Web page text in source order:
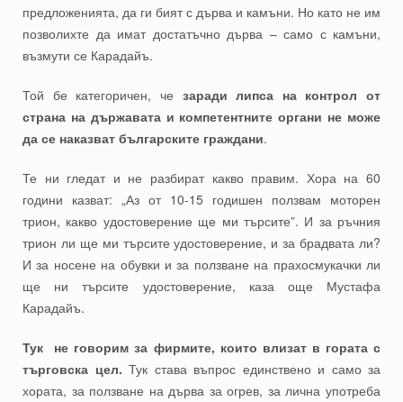
предложенията, да ги бият с дърва и камъни. Но като не им
позволихте да имат достатъчно дърва – само с камъни,
възмути се Карадайъ.
Той бе категоричен, че заради липса на контрол от
страна на държавата и компетентните органи не може
да се наказват българските граждани.
Те ни гледат и не разбират какво правим. Хора на 60
години казват: „Аз от 10-15 годишен ползвам моторен
трион, какво удостоверение ще ми търсите”. И за ръчния
трион ли ще ми търсите удостоверение, и за брадвата ли?
И за носене на обувки и за ползване на прахосмукачки ли
ще ни търсите удостоверение, каза още Мустафа
Карадайъ.
Тук не говорим за фирмите, които влизат в гората с
търговска цел. Тук става въпрос единствено и само за
хората, за ползване на дърва за огрев, за лична употреба